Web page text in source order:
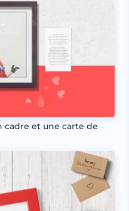
cadre et une carte de